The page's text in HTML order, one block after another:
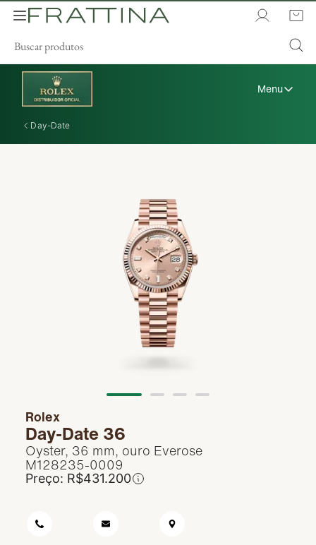
Menu
A Rolex
Novos Modelos 2026
Acessórios Rolex
A arte da relojoaria
Rolex na Frattina
Day-Date
Rolex
Day-Date 36
Oyster, 36 mm, ouro Everose
M128235-0009
Preço: R$431.200